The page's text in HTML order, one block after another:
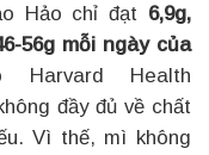
Hảo chỉ đạt 6,9g,
56g mỗi ngày của
Harvard Health
đầy đủ về chất
Vì thế, mì không